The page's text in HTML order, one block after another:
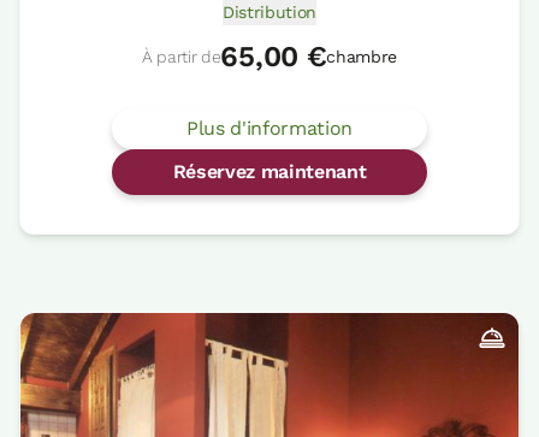
Distribution
À partir de65,00 €chambre
Plus d'information
Réservez maintenant